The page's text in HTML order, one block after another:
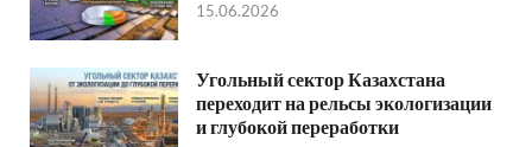
15.06.2026
Угольный сектор Казахстана
переходит на рельсы экологизации
и глубокой переработки